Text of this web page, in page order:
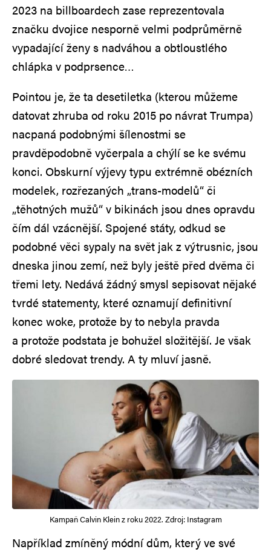
2023 na billboardech zase reprezentovala
značku dvojice nesporně velmi podprůměrně
vypadající ženy s nadváhou a obtloustlého
chlápka v podprsence…
Pointou je, že ta desetiletka (kterou můžeme
datovat zhruba od roku 2015 po návrat Trumpa)
nacpaná podobnými šílenostmi se
pravděpodobně vyčerpala a chýlí se ke svému
konci. Obskurní výjevy typu extrémně obézních
modelek, rozřezaných „trans-modelů“ či
„těhotných mužů“ v bikinách jsou dnes opravdu
čím dál vzácnější. Spojené státy, odkud se
podobné věci sypaly na svět jak z výtrusnic, jsou
dneska jinou zemí, než byly ještě před dvěma či
třemi lety. Nedává žádný smysl sepisovat nějaké
tvrdé statementy, které oznamují definitivní
konec woke, protože by to nebyla pravda
a protože podstata je bohužel složitější. Je však
dobré sledovat trendy. A ty mluví jasně.
Kampaň Calvin Klein z roku 2022. Zdroj: Instagram
Například zmíněný módní dům, který ve své